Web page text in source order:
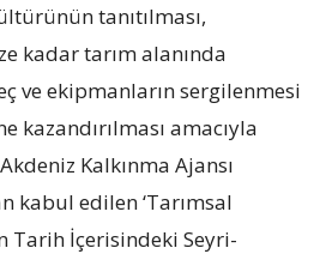
tanıtılması,
kadar tarım alanında
ve ekipmanların sergilenmesi
kazandırılması amacıyla
Kalkınma Ajansı
kabul edilen ‘Tarımsal
Tarih İçerisindeki Seyri-